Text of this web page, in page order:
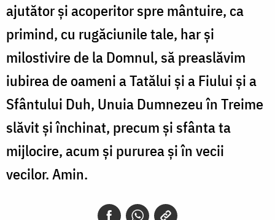
ajutător şi acoperitor spre mântuire, ca
primind, cu rugăciunile tale, har şi
milostivire de la Domnul, să preaslăvim
iubirea de oameni a Tatălui şi a Fiului şi a
Sfân­tului Duh, Unuia Dumnezeu în Treime
slăvit şi închinat, precum şi sfânta ta
mijlocire, acum şi pururea şi în vecii
vecilor. Amin.